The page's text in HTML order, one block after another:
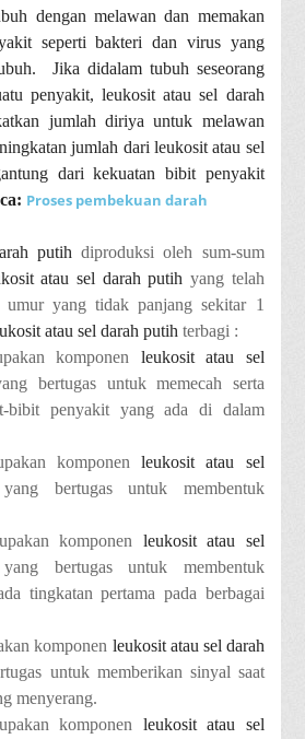
dengan melawan dan memakan
seperti bakteri dan virus yang
Jika didalam tubuh seseorang
penyakit, leukosit atau sel darah
jumlah diriya untuk melawan
jumlah dari leukosit atau sel
dari kekuatan bibit penyakit
Proses pembekuan darah
putihdiproduksi oleh sum-sum
atau sel darah putih yang telah
yang tidak panjang sekitar 1
atau sel darah putihterbagi :
komponen leukosit atau sel
bertugas untuk memecah serta
bibit penyakit yang ada di dalam
komponenleukosit atau sel
bertugas untuk membentuk
komponen leukosit atau sel
bertugas untuk membentuk
tingkatan pertama pada berbagai
komponen leukosit atau sel darah
untuk memberikan sinyal saat
menyerang.
komponen leukosit atau sel